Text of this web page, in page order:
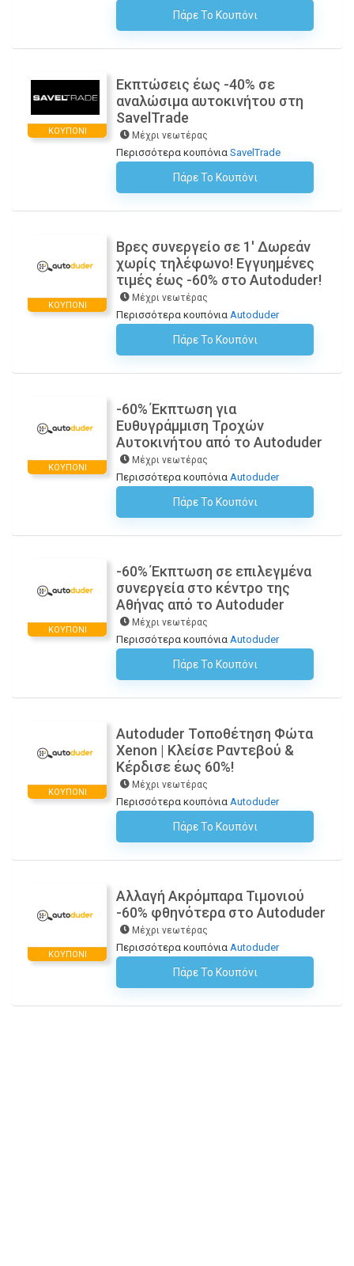
Πάρε Το Κουπόνι
ΚΟΥΠΌΝΙ
Εκπτώσεις έως -40% σε
αναλώσιμα αυτοκινήτου στη
SavelTrade
Μέχρι νεωτέρας
Περισσότερα κουπόνια SavelTrade
Πάρε Το Κουπόνι
ΚΟΥΠΌΝΙ
Βρες συνεργείο σε 1′ Δωρεάν
χωρίς τηλέφωνο! Εγγυημένες
τιμές έως -60% στο Autoduder!
Μέχρι νεωτέρας
Περισσότερα κουπόνια Autoduder
Πάρε Το Κουπόνι
ΚΟΥΠΌΝΙ
-60% Έκπτωση για
Ευθυγράμμιση Τροχών
Αυτοκινήτου από το Autoduder
Μέχρι νεωτέρας
Περισσότερα κουπόνια Autoduder
Πάρε Το Κουπόνι
ΚΟΥΠΌΝΙ
-60% Έκπτωση σε επιλεγμένα
συνεργεία στο κέντρο της
Αθήνας από το Autoduder
Μέχρι νεωτέρας
Περισσότερα κουπόνια Autoduder
Πάρε Το Κουπόνι
ΚΟΥΠΌΝΙ
Autoduder Τοποθέτηση Φώτα
Xenon | Κλείσε Ραντεβού &
Κέρδισε έως 60%!
Μέχρι νεωτέρας
Περισσότερα κουπόνια Autoduder
Πάρε Το Κουπόνι
ΚΟΥΠΌΝΙ
Αλλαγή Ακρόμπαρα Τιμονιού
-60% φθηνότερα στο Autoduder
Μέχρι νεωτέρας
Περισσότερα κουπόνια Autoduder
Πάρε Το Κουπόνι